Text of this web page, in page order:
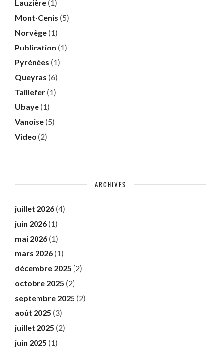
Lauzière (1)
Mont-Cenis (5)
Norvège (1)
Publication (1)
Pyrénées (1)
Queyras (6)
Taillefer (1)
Ubaye (1)
Vanoise (5)
Video (2)
ARCHIVES
juillet 2026 (4)
juin 2026 (1)
mai 2026 (1)
mars 2026 (1)
décembre 2025 (2)
octobre 2025 (2)
septembre 2025 (2)
août 2025 (3)
juillet 2025 (2)
juin 2025 (1)